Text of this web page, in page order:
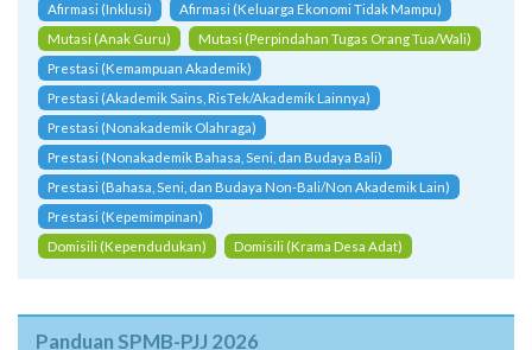
Afirmasi (Inklusi)
Afirmasi (Keluarga Ekonomi Tidak Mampu)
Mutasi (Anak Guru)
Mutasi (Perpindahan Tugas Orang Tua/Wali)
Prestasi (Kemampuan Akademik)
Prestasi (Akademik Sains, RisTek/Akademik Lainnya)
Prestasi (Nonakademik Olahraga)
Prestasi (Nonakademik Bahasa, Seni, dan Budaya Bali)
Prestasi (Bahasa, Seni, dan Budaya Non-Bali/Non Akademik Lain)
Prestasi (Kepemimpinan)
Domisili (Kependudukan)
Domisili (Krama Desa Adat)
Panduan SPMB-PJJ 2026